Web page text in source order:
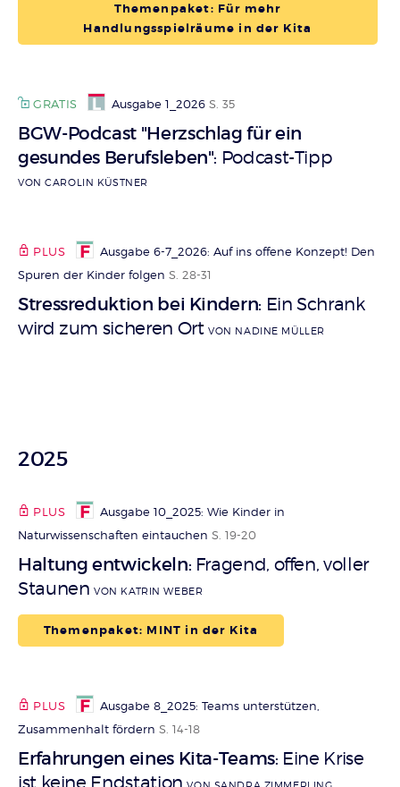
Themenpaket: Für mehr
Handlungsspielräume in der Kita
GRATIS Ausgabe 1_2026 S. 35
BGW-Podcast "Herzschlag für ein
gesundes Berufsleben": Podcast-Tipp
VON CAROLIN KÜSTNER
PLUS
Ausgabe 6-7_2026: Auf ins offene Konzept! Den
Spuren der Kinder folgen S. 28-31
Stressreduktion bei Kindern: Ein Schrank
wird zum sicheren Ort VON NADINE MÜLLER
2025
PLUS
Ausgabe 10_2025: Wie Kinder in
Naturwissenschaften eintauchen S. 19-20
Haltung entwickeln: Fragend, offen, voller
Staunen VON KATRIN WEBER
Themenpaket: MINT in der Kita
PLUS
Ausgabe 8_2025: Teams unterstützen,
Zusammenhalt fördern S. 14-18
Erfahrungen eines Kita-Teams: Eine Krise
ist keine Endstation